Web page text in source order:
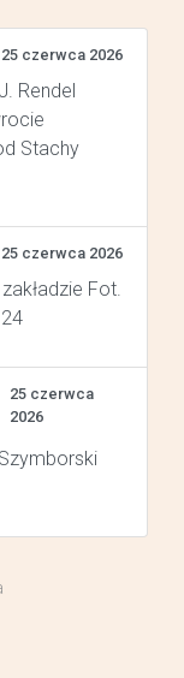
25 czerwca 2026
Rendel
Stachy
25 czerwca 2026
Fot.
25 czerwca
2026